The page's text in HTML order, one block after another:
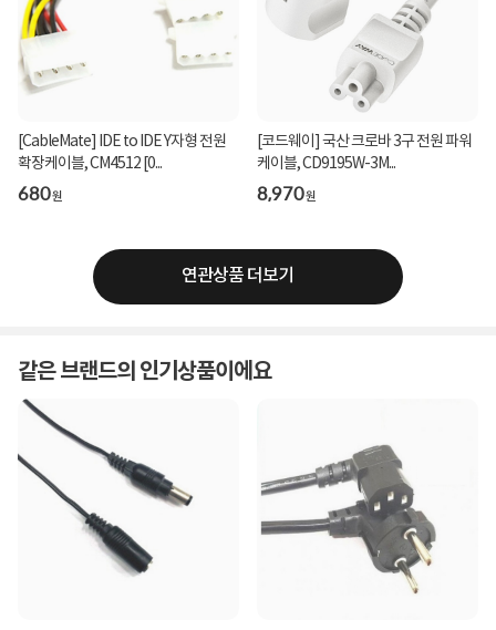
[CableMate] IDE to IDE Y자형 전원
확장케이블, CM4512 [0...
680원
[코드웨이] 국산 크로바 3구 전원 파워
케이블, CD9195W-3M...
8,970원
연관상품 더보기
같은 브랜드의 인기상품이에요